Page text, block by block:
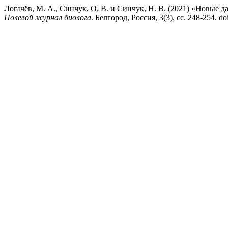
Логачёв, М. А., Синчук, О. В. и Синчук, Н. В. (2021) «Новые
Полевой журнал биолога. Белгород, Россия, 3(3), сс. 248-254.